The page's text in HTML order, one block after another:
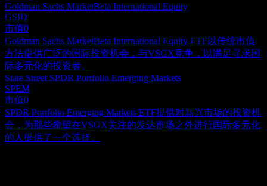
Goldman Sachs MarketBeta International Equity
GSID
市值0
Goldman Sachs MarketBeta International Equity ETF以传统市值
方法提供广泛的国际投资机会，与VSGX竞争，以满足寻求国
际多元化的投资者。
State Street SPDR Portfolio Emerging Markets
SPEM
市值0
SPDR Portfolio Emerging Markets ETF提供对新兴市场的投资机
会，为那些希望在VSGX关注的发达市场之外进行国际多元化
的人提供了一个选择。